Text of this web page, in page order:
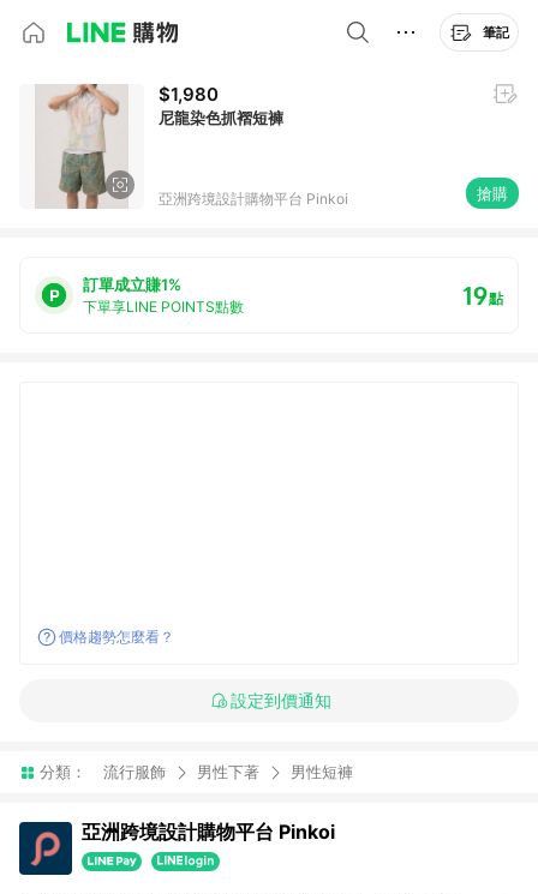
筆記
$1,980
尼龍染色抓褶短褲
亞洲跨境設計購物平台 Pinkoi 搶購
訂單成立賺1%
下單享LINE POINTS點數 19點
價格趨勢怎麼看？
設定到價通知
分類： 流行服飾 男性下著 男性短褲
亞洲跨境設計購物平台 Pinkoi